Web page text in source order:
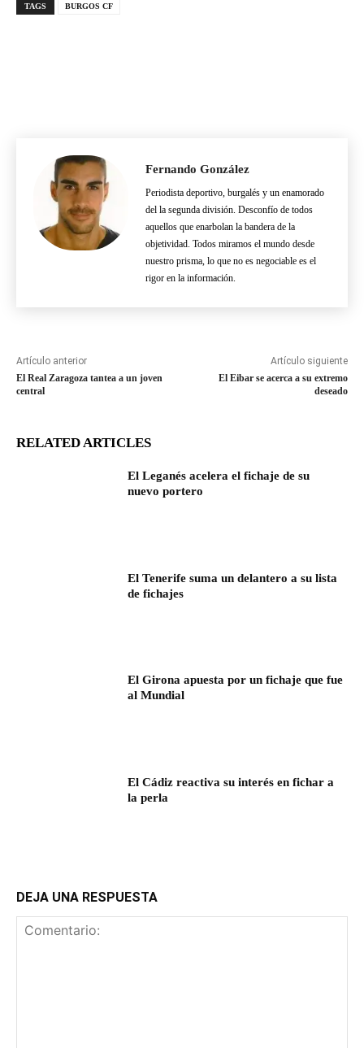
TAGS BURGOS CF
Fernando González
Periodista deportivo, burgalés y un enamorado
del la segunda división. Desconfío de todos
aquellos que enarbolan la bandera de la
objetividad. Todos miramos el mundo desde
nuestro prisma, lo que no es negociable es el
rigor en la información.
Artículo anterior
El Real Zaragoza tantea a un joven
central
Artículo siguiente
El Eibar se acerca a su extremo
deseado
RELATED ARTICLES
El Leganés acelera el fichaje de su
nuevo portero
El Tenerife suma un delantero a su lista
de fichajes
El Girona apuesta por un fichaje que fue
al Mundial
El Cádiz reactiva su interés en fichar a
la perla
DEJA UNA RESPUESTA